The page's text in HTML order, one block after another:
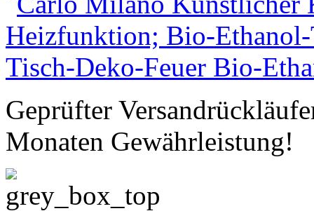
Geprüfter
Monaten Gewährleistung!